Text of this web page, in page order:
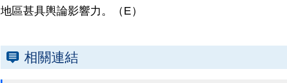
地區甚具輿論影響力。（E）
相關連結